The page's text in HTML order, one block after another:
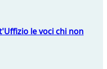
le voci chi non